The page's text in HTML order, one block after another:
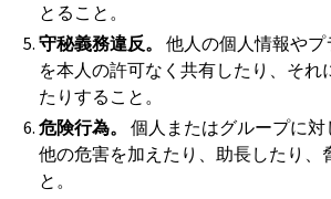
とること。
守秘義務違反。
他人の個人情報や
を本人の許可なく共有したり、それ
たりすること。
危険行為。
個人またはグループに
他の危害を加えたり、助長したり、
と。